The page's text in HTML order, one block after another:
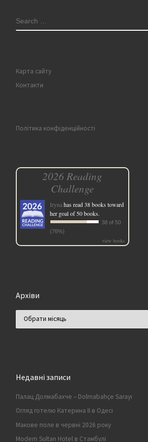
SEARCH
Карта сайту
Контакти
Політика конфіденційності
2026 Reading
Challenge
Irynahas read 38 books toward
her goal of 50 books.
38 of 50
(76%)
view books
Архіви
Недавні записи
Палац Долмабахче – Dolmabahçe Sarayı
Огляд готелю Катерина II в Одесі
Макове поле в червні 2026 року
Modern Sultan Hotel в Стамбулі